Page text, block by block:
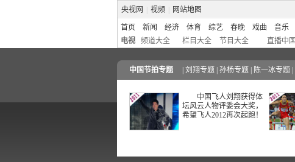
央视网 视频 网站地图
首页 新闻 经济 体育 综艺 春晚 戏曲 音乐
电视
频道大全 栏目大全 节目大全 直播中国
中国节拍专题 刘翔专题 孙杨专题 陈一冰专题
中国飞人刘翔获得体
坛风云人物评委会大奖，
希望飞人2012再次起跑！